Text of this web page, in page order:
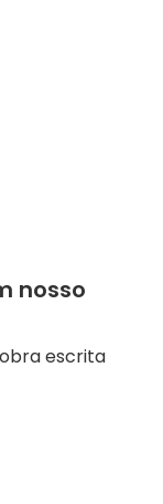
nosso
escrita